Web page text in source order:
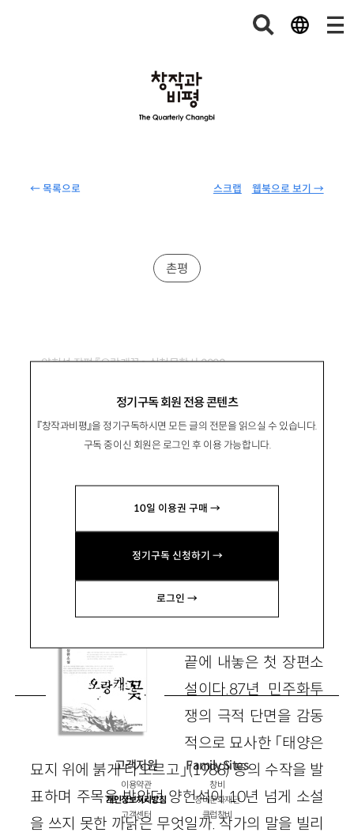
← 목록으로 웹북으로 보기 →
스크랩
정기구독 회원 전용 콘텐츠
『창작과비평』을 정기구독하시면 모든 글의 전문을 읽으실 수 있습니다.
구독 중이신 회원은 로그인 후 이용 가능합니다.
10일 이용권 구매 →
정기구독 신청하기 →
로그인 →
촌평
양헌석 장편 『오랑캐꽃』, 실천문학사 2003
지워버린 기억의 흔적
서울대 독문과 교수limhb059@snu.ac.kr
끝에 내놓은 첫 장편소
설이다.87년 민주화투
쟁의 극적 단면을 감동
적으로 묘사한 「태양은
묘지 위에 붉게 타오르고」(1988) 등의 수작을 발
표하며 주목을 받았던 양헌석이 10년 넘게 소설
을 쓰지 못한 까닭은 무엇일까. 작가의 말을 빌리
고객지원
이용약관
개인정보처리방침
고객센터
Family Sites
창비
창비문화재단
클럽창비